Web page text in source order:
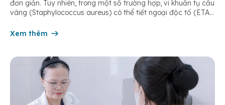
đơn giản. Tuy nhiên, trong một số trường hợp, vi khuẩn tụ cầu
vàng (Staphylococcus aureus) có thể tiết ngoại độc tố (ETA
(Staphylococcal Scalded Skin Syndrome – SSSS) – một […]
Xem thêm